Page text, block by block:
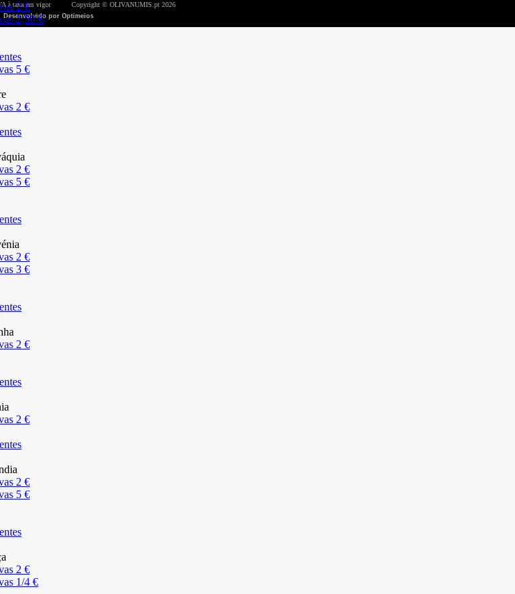
2 €
2,50 €
5 €
2 €
2 €
5 €
2 €
3 €
2 €
2 €
2 €
5 €
2 €
1/4 €
à taxa em vigor Copyright © OLIVANUMIS.pt 2026
Desenvolvido por Optimeios